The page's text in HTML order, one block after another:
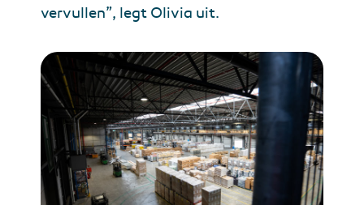
vervullen”, legt Olivia uit.